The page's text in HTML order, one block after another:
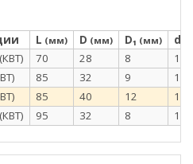
L (мм) D (мм) D₁ (мм) d
70 28 8 12
85 32 9 12
85 40 12 12
95 32 8 10